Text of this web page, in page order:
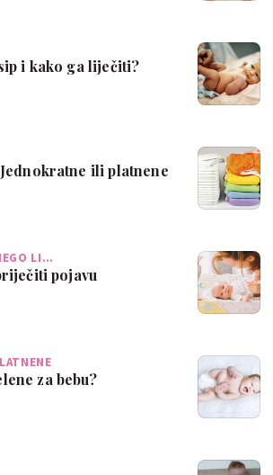
i kako ga liječiti?
ili platnene
LI…
pojavu
za bebu?